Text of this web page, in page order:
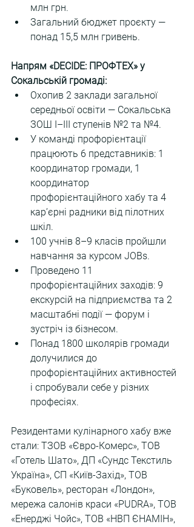
млн грн.
Загальний бюджет проєкту —
понад 15,5 млн гривень.
Напрям «DECIDE: ПРОФТЕХ» у
Сокальській громаді:
Охопив 2 заклади загальної
середньої освіти — Сокальська
ЗОШ І–ІІІ ступенів №2 та №4.
У команді профорієнтації
працюють 6 представників: 1
координатор громади, 1
координатор
профорієнтаційного хабу та 4
кар’єрні радники від пілотних
шкіл.
100 учнів 8–9 класів пройшли
навчання за курсом JOBs.
Проведено 11
профорієнтаційних заходів: 9
екскурсій на підприємства та 2
масштабні події — форум і
зустріч із бізнесом.
Понад 1800 школярів громади
долучилися до
профорієнтаційних активностей
і спробували себе у різних
професіях.
Резидентами кулінарного хабу вже
стали: ТЗОВ «Євро-Комерс», ТОВ
«Готель Шато», ДП «Сундс Текстиль
Україна», СП «Київ-Захід», ТОВ
«Буковель», ресторан «Лондон»,
мережа салонів краси «PUDRA», ТОВ
«Енерджі Чойс», ТОВ «НВП ЄНАМІН»,